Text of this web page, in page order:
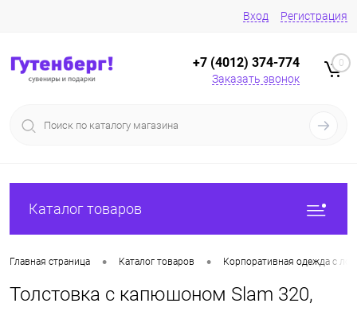
Вход Регистрация
+7 (4012) 374-774
Заказать звонок
0
Каталог товаров
Главная страница • Каталог товаров • Корпоративная одежда с
Толстовка с капюшоном Slam 320,